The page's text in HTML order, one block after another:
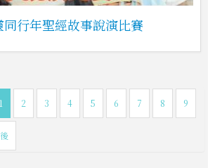
同行年聖經故事說演比賽
1 2 3 4 5 6 7 8 9